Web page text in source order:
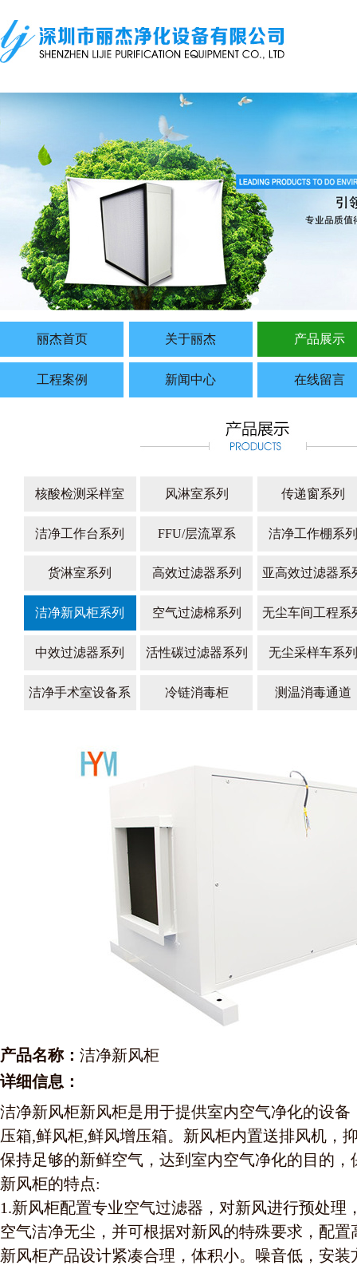
丽杰首页 关于丽杰 产品展示
工程案例 新闻中心 在线留言
核酸检测采样室 风淋室系列 传递窗系列
洁净工作台系列 FFU/层流罩系 洁净工作棚系
货淋室系列 高效过滤器系列 亚高效过滤器系
洁净新风柜系列 空气过滤棉系列 无尘车间工程系
中效过滤器系列 活性碳过滤器系列 无尘采样车系
洁净手术室设备系 冷链消毒柜 测温消毒通道
产品名称： 洁净新风柜
详细信息：
洁净新风柜新风柜是用于提供室内空气净化的设
压箱,鲜风柜,鲜风增压箱。新风柜内置送排风机，
保持足够的新鲜空气，达到室内空气净化的目的，
新风柜的特点:
1.新风柜配置专业空气过滤器，对新风进行预处理
空气洁净无尘，并可根据对新风的特殊要求，配置
新风柜产品设计紧凑合理，体积小。噪音低，安装